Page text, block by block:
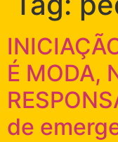
É MODA,
de